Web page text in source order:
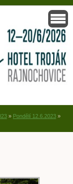
» Pondělí 12.6.2023 »